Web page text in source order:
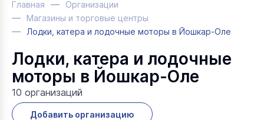
Главная
Организации
Магазины и торговые центры
Лодки, катера и лодочные моторы в Йошкар-Оле
Лодки, катера и лодочные
моторы в Йошкар-Оле
10 организаций
Добавить организацию